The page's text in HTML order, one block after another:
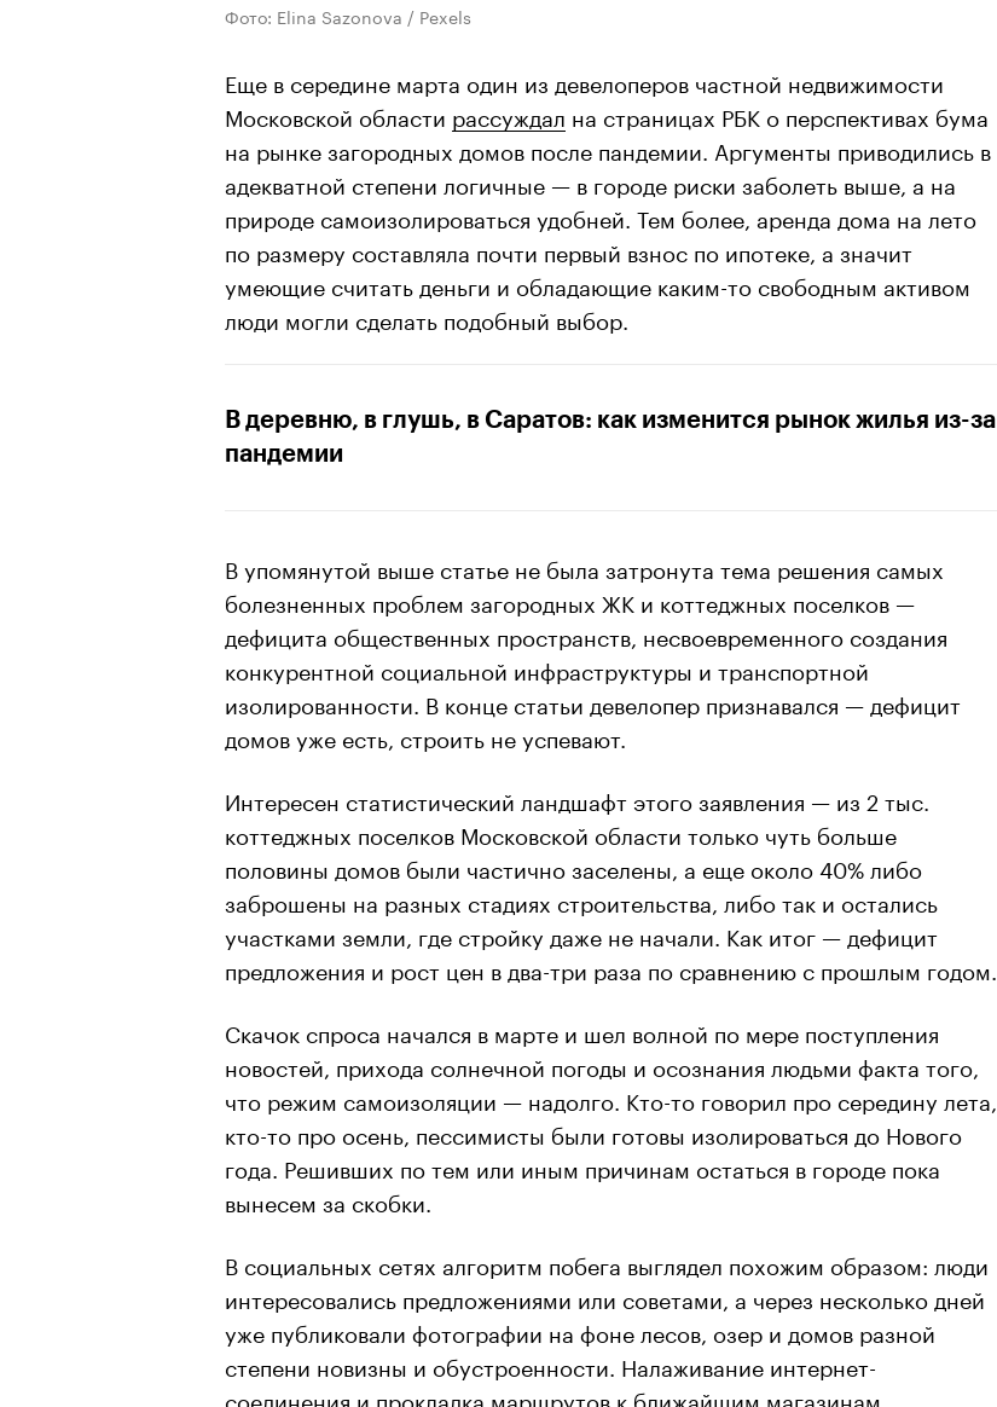
Фото: Elina Sazonova / Pexels
Еще в середине марта один из девелоперов частной недвижимости
Московской области рассуждал на страницах РБК о перспективах бума
на рынке загородных домов после пандемии. Аргументы приводились в
адекватной степени логичные — в городе риски заболеть выше, а на
природе самоизолироваться удобней. Тем более, аренда дома на лето
по размеру составляла почти первый взнос по ипотеке, а значит
умеющие считать деньги и обладающие каким-то свободным активом
люди могли сделать подобный выбор.
В деревню, в глушь, в Саратов: как изменится рынок жилья из-за
пандемии
В упомянутой выше статье не была затронута тема решения самых
болезненных проблем загородных ЖК и коттеджных поселков —
дефицита общественных пространств, несвоевременного создания
конкурентной социальной инфраструктуры и транспортной
изолированности. В конце статьи девелопер признавался — дефицит
домов уже есть, строить не успевают.
Интересен статистический ландшафт этого заявления — из 2 тыс.
коттеджных поселков Московской области только чуть больше
половины домов были частично заселены, а еще около 40% либо
заброшены на разных стадиях строительства, либо так и остались
участками земли, где стройку даже не начали. Как итог — дефицит
предложения и рост цен в два-три раза по сравнению с прошлым годом.
Скачок спроса начался в марте и шел волной по мере поступления
новостей, прихода солнечной погоды и осознания людьми факта того,
что режим самоизоляции — надолго. Кто-то говорил про середину лета,
кто-то про осень, пессимисты были готовы изолироваться до Нового
года. Решивших по тем или иным причинам остаться в городе пока
вынесем за скобки.
В социальных сетях алгоритм побега выглядел похожим образом: люди
интересовались предложениями или советами, а через несколько дней
уже публиковали фотографии на фоне лесов, озер и домов разной
степени новизны и обустроенности. Налаживание интернет-
соединения и прокладка маршрутов к ближайшим магазинам